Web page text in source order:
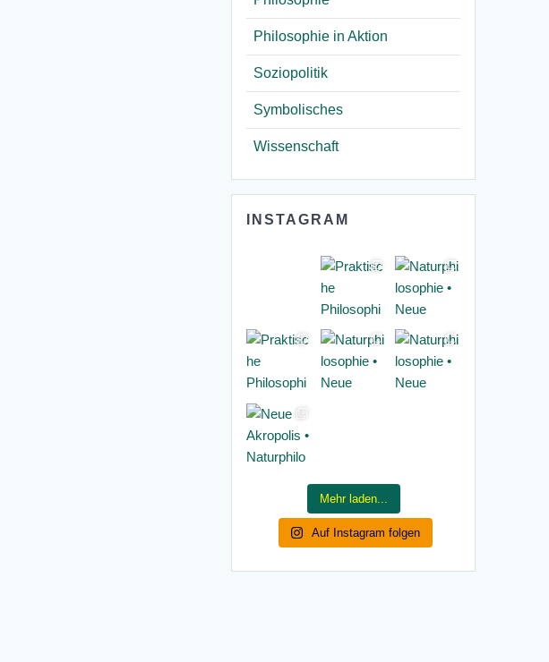
Philosophie in Aktion
Soziopolitik
Symbolisches
Wissenschaft
INSTAGRAM
Mehr laden...
Auf Instagram folgen